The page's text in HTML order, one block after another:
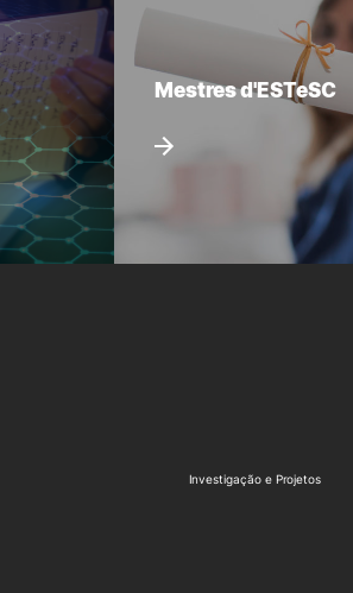
Mestres d'ESTeSC
Investigação e Projetos